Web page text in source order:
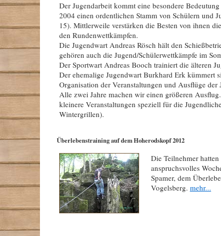
Der Jugendarbeit kommt eine besondere
2004 einen ordentlichen Stamm von Schülern und
15). Mittlerweile verstärken die Besten von ihnen
den Rundenwettkämpfen.
Die Jugendwart Andreas Rösch hält den
gehören auch die Jugend/Schülerwettkämpfe im
Der Sportwart Andreas Booch trainiert die älteren
Der ehemalige Jugendwart Burkhard Erk kümmert
Organisation der Veranstaltungen und Ausflüge der
Alle zwei Jahre machen wir einen größeren
kleinere Veranstaltungen speziell für die
Wintergrillen).
Überlebenstraining auf dem Hoherodskopf 2012
Die Teilnehmer
anspruchsvolles
Spamer, dem
Vogelsberg. mehr...